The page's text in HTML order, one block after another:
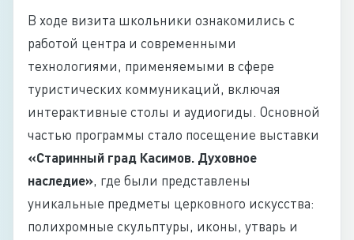
В ходе визита школьники ознакомились с
работой центра и современными
технологиями, применяемыми в сфере
туристических коммуникаций, включая
интерактивные столы и аудиогиды. Основной
частью программы стало посещение выставки
«Старинный град Касимов. Духовное
наследие», где были представлены
уникальные предметы церковного искусства:
полихромные скульптуры, иконы, утварь и